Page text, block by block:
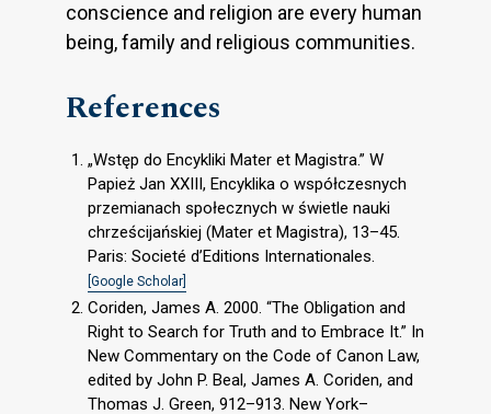
conscience and religion are every human
being, family and religious communities.
References
„Wstęp do Encykliki Mater et Magistra.” W
Papież Jan XXIII, Encyklika o współczesnych
przemianach społecznych w świetle nauki
chrześcijańskiej (Mater et Magistra), 13–45.
Paris: Societé d’Editions Internationales.
[Google Scholar]
Coriden, James A. 2000. “The Obligation and
Right to Search for Truth and to Embrace It.” In
New Commentary on the Code of Canon Law,
edited by John P. Beal, James A. Coriden, and
Thomas J. Green, 912–913. New York–